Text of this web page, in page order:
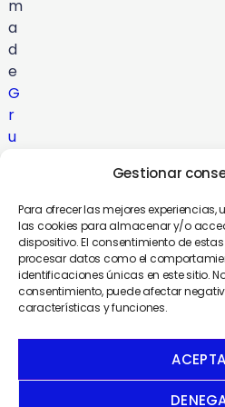
Gestionar
Para ofrecer las mejores
las cookies para almacenar y/o
dispositivo. El consentimiento de
procesar datos como el
identificaciones únicas en este sitio.
consentimiento, puede afectar
características y funciones.
m
a
d
e
G
r
u
C
m